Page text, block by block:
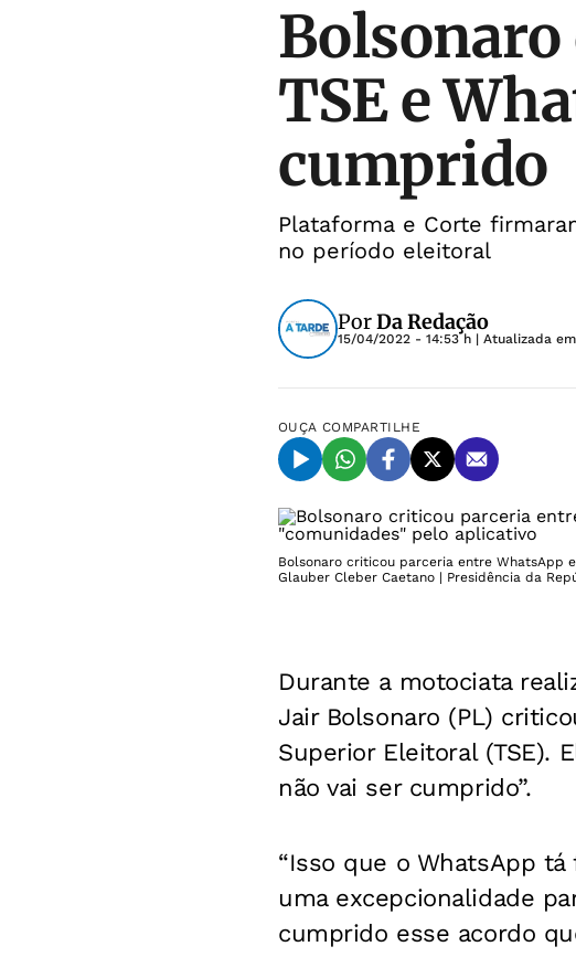
TSE e
cumprido
Plataforma e Corte
no período eleitoral
PorDa Redação
15/04/2022 - 14:53 h | Atualizada em
OUÇA COMPARTILHE
Bolsonaro criticou parceria entre WhatsApp
Glauber Cleber Caetano | Presidência da
Durante a motociata
Jair Bolsonaro (PL)
Superior Eleitoral (TSE).
não vai ser cumprido”.
“Isso que o WhatsApp
uma excepcionalidade
cumprido esse acordo